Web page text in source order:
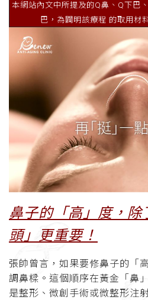
本網站內文中所提及的Q鼻、Q下巴
巴，為闢明該療程 的取用材
鼻子的「高」度，除
頭」更重要！
張帥曾言，如果要修鼻子的「
調鼻樑。這個順序在黃金「鼻
是整形、微創手術或微整形注